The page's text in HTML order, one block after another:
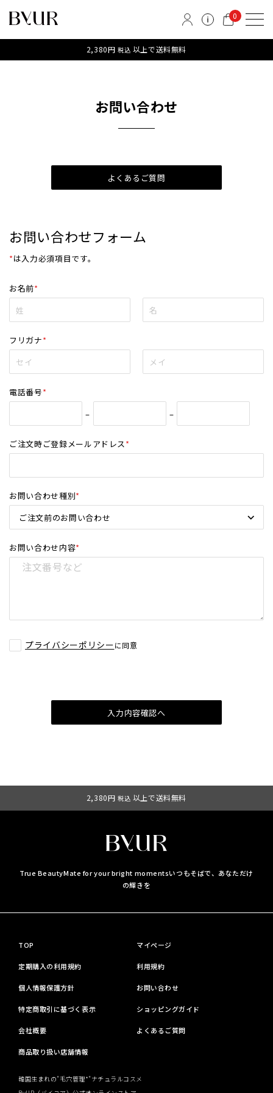
0
2,380円税込 以上で送料無料
お問い合わせ
よくあるご質問
お問い合わせフォーム
*は入力必須項目です。
お名前*
フリガナ*
電話番号*
–
–
ご注文時ご登録メールアドレス*
お問い合わせ種別*
お問い合わせ内容*
プライバシーポリシーに同意
入力内容確認へ
2,380円税込 以上で送料無料
True BeautyMate for your bright momentsいつもそばで、あなただけ
の輝きを
TOP
定期購入の利用規約
個人情報保護方針
マイページ
利用規約
お問い合わせ
特定商取引に基づく表示
会社概要
商品取り扱い店舗情報
ショッピングガイド
よくあるご質問
韓国生まれの"毛穴管理*"ナチュラルコスメ